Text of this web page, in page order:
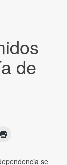
de
se